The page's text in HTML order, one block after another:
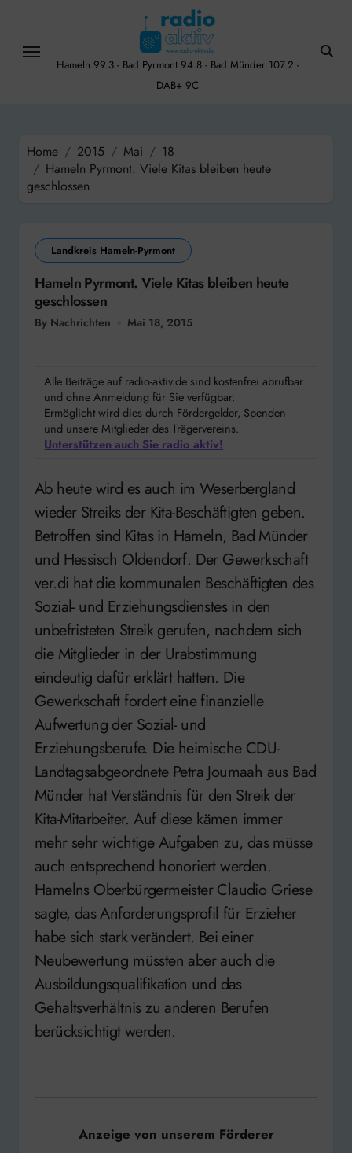
content
Hameln 99.3 - Bad Pyrmont 94.8 - Bad Münder 107.2 -
DAB+ 9C
Home 2015 Mai
18
Hameln Pyrmont. Viele Kitas bleiben heute
geschlossen
Landkreis Hameln-Pyrmont
Hameln Pyrmont. Viele Kitas bleiben heute
geschlossen
By Nachrichten Mai 18, 2015
Alle Beiträge auf radio-aktiv.de sind kostenfrei abrufbar
und ohne Anmeldung für Sie verfügbar.
Ermöglicht wird dies durch Fördergelder, Spenden
und unsere Mitglieder des Trägervereins.
Unterstützen auch Sie radio aktiv!
Ab heute wird es auch im Weserbergland
wieder Streiks der Kita-Beschäftigten geben.
Betroffen sind Kitas in Hameln, Bad Münder
und Hessisch Oldendorf. Der Gewerkschaft
ver.di hat die kommunalen Beschäftigten des
Sozial- und Erziehungsdienstes in den
unbefristeten Streik gerufen, nachdem sich
die Mitglieder in der Urabstimmung
eindeutig dafür erklärt hatten. Die
Gewerkschaft fordert eine finanzielle
Aufwertung der Sozial- und
Erziehungsberufe. Die heimische CDU-
Landtagsabgeordnete Petra Joumaah aus Bad
Münder hat Verständnis für den Streik der
Kita-Mitarbeiter. Auf diese kämen immer
mehr sehr wichtige Aufgaben zu, das müsse
auch entsprechend honoriert werden.
Hamelns Oberbürgermeister Claudio Griese
sagte, das Anforderungsprofil für Erzieher
habe sich stark verändert. Bei einer
Neubewertung müssten aber auch die
Ausbildungsqualifikation und das
Gehaltsverhältnis zu anderen Berufen
berücksichtigt werden.
Anzeige von unserem Förderer